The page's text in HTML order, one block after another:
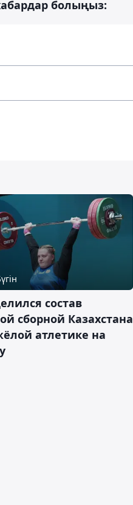
болыңыз:
состав
сборной Казахстана
атлетике на